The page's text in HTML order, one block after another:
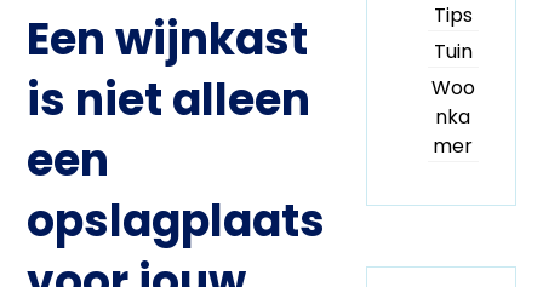
Een wijnkast
is niet alleen
een
opslagplaats
Tips
Tuin
Woo
nka
mer